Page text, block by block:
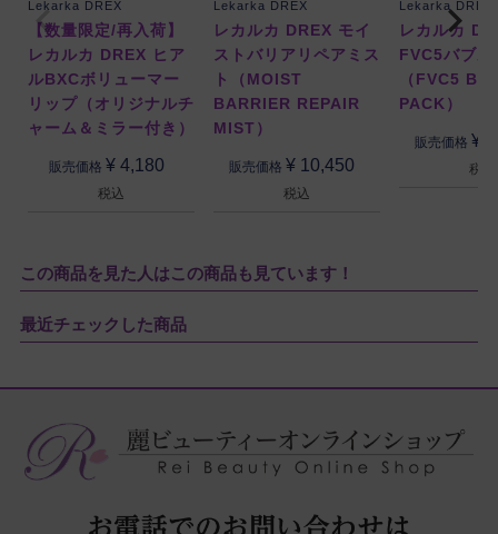
Lekarka DREX
【数量限定/再入荷】
レカルカ DREX ヒア
ルBXCボリューマー
リップ（オリジナルチ
ャーム＆ミラー付き）
販売価格 ¥ 4,180
税込
Lekarka DREX
レカルカ DREX モイ
ストバリアリペアミス
ト（MOIST
BARRIER REPAIR
MIST）
販売価格 ¥ 10,450
税込
Lekarka DREX
レカルカ
FVC5バブル
（FVC5
PACK）
販売価格 ¥
税込
この商品を見た人はこの商品も見ています！
最近チェックした商品